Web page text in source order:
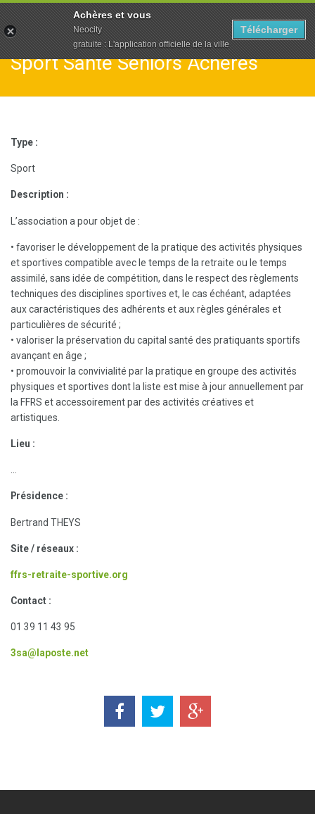
Sport Santé Séniors Achères
Type :
Sport
Description :
L’association a pour objet de :
• favoriser le développement de la pratique des activités physiques
et sportives compatible avec le temps de la retraite ou le temps
assimilé, sans idée de compétition, dans le respect des règlements
techniques des disciplines sportives et, le cas échéant, adaptées
aux caractéristiques des adhérents et aux règles générales et
particulières de sécurité ;
• valoriser la préservation du capital santé des pratiquants sportifs
avançant en âge ;
• promouvoir la convivialité par la pratique en groupe des activités
physiques et sportives dont la liste est mise à jour annuellement par
la FFRS et accessoirement par des activités créatives et
artistiques.
Lieu :
Présidence :
Bertrand THEYS
Site / réseaux :
ffrs-retraite-sportive.org
Contact :
01 39 11 43 95
3sa@laposte.net
Achères et vous
Neocity
gratuite : L'application officielle de la ville
Télécharger